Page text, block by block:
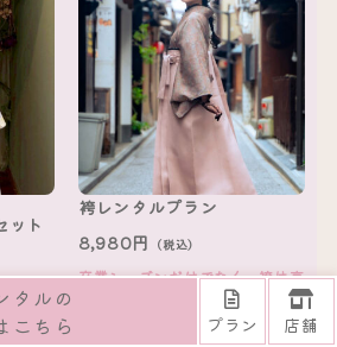
ット
ードヘ
ン
袴レンタルプラン
8,980円 （税込）
卒業シーズンだけでなく、袴は京
都観光や散策にも人気。袴は流行
の白系カラーから定番カラーのエ
ンジ色やからし色まで幅広く取り
タルの
こちら
プラン 店舗